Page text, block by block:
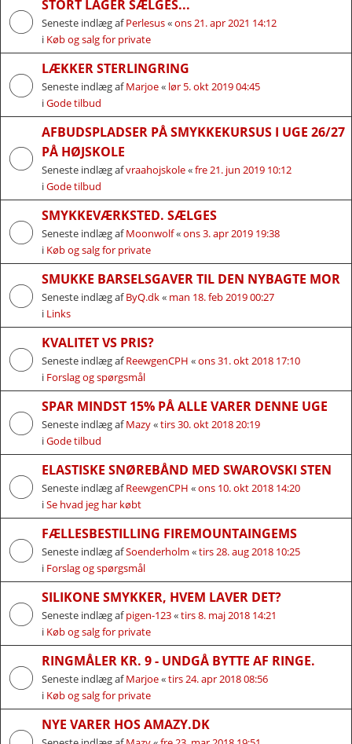
STORT LAGER SÆLGES...
Seneste indlæg afPerlesus«ons 21. apr 2021 14:12
i Køb og salg for private
LÆKKER STERLINGRING
Seneste indlæg afMarjoe« lør 5. okt 2019 04:45
iGode tilbud
AFBUDSPLADSER PÅ SMYKKEKURSUS I UGE 26/27
PÅ HØJSKOLE
Seneste indlæg afvraahojskole«fre 21. jun 2019 10:12
iGode tilbud
SMYKKEVÆRKSTED. SÆLGES
Seneste indlæg afMoonwolf«ons 3. apr 2019 19:38
i Køb og salg for private
SMUKKE BARSELSGAVER TIL DEN NYBAGTE MOR
Seneste indlæg afByQ.dk« man 18. feb 2019 00:27
i Links
KVALITET VS PRIS?
Seneste indlæg afReewgenCPH «ons 31. okt 2018 17:10
i Forslag og spørgsmål
SPAR MINDST 15% PÅ ALLE VARER DENNE UGE
Seneste indlæg afMazy«tirs 30. okt 2018 20:19
iGode tilbud
ELASTISKE SNØREBÅND MED SWAROVSKI STEN
Seneste indlæg afReewgenCPH «ons 10. okt 2018 14:20
iSe hvad jeg har købt
FÆLLESBESTILLING FIREMOUNTAINGEMS
Seneste indlæg afSoenderholm «tirs 28. aug 2018 10:25
i Forslag og spørgsmål
SILIKONE SMYKKER, HVEM LAVER DET?
Seneste indlæg afpigen-123«tirs 8. maj 2018 14:21
i Køb og salg for private
RINGMÅLER KR. 9 - UNDGÅ BYTTE AF RINGE.
Seneste indlæg afMarjoe«tirs 24. apr 2018 08:56
i Køb og salg for private
NYE VARER HOS AMAZY.DK